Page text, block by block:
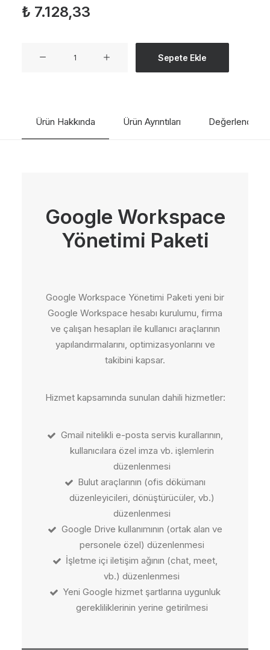
₺ 7.128,33
Sepete Ekle
Ürün Hakkında Ürün Ayrıntıları
Google Workspace
Yönetimi Paketi
Google Workspace Yönetimi Paketi yeni bir
Google Workspace hesabı kurulumu, firma
ve çalışan hesapları ile kullanıcı araçlarının
yapılandırmalarını, optimizasyonlarını ve
takibini kapsar.
Hizmet kapsamında sunulan dahili hizmetler:
Gmail nitelikli e-posta servis kurallarının,
kullanıcılara özel imza vb. işlemlerin
düzenlenmesi
Bulut araçlarının (ofis dökümanı
düzenleyicileri, dönüştürücüler, vb.)
düzenlenmesi
Google Drive kullanımının (ortak alan ve
personele özel) düzenlenmesi
İşletme içi iletişim ağının (chat, meet,
vb.) düzenlenmesi
Yeni Google hizmet şartlarına uygunluk
gerekliliklerinin yerine getirilmesi